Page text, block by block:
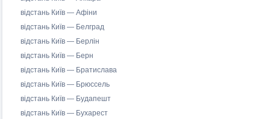
відстань Київ — Афіни
відстань Київ — Белград
відстань Київ — Берлін
відстань Київ — Берн
відстань Київ — Братислава
відстань Київ — Брюссель
відстань Київ — Будапешт
відстань Київ — Бухарест